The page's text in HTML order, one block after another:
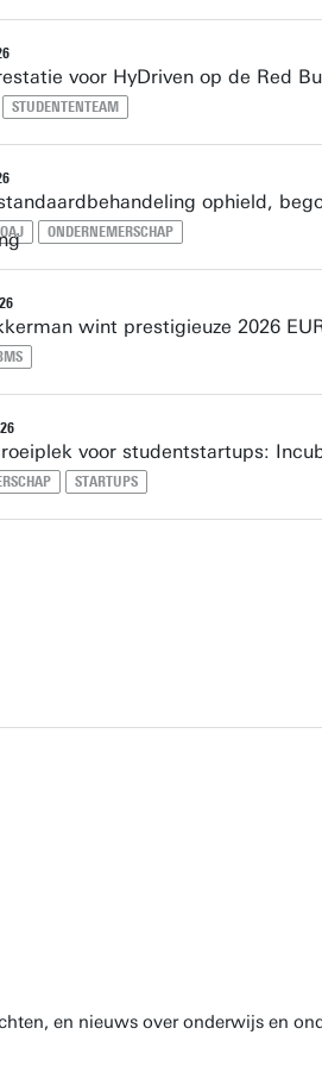
voor HyDriven op de Red
STUDENTENTEAM
ophield,
OAJ ONDERNEMERSCHAP
wint prestigieuze 2026
voor studentstartups:
STARTUPS
en nieuws over onderwijs en